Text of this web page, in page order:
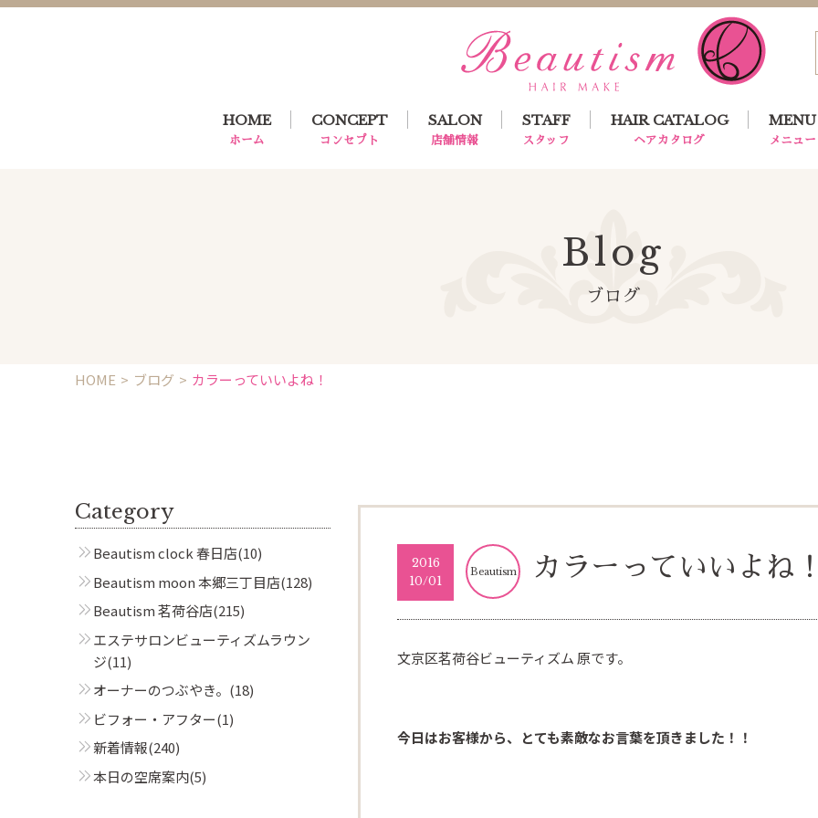
HOME
ホーム
CONCEPT
コンセプト
SALON
店舗情報
STAFF
スタッフ
HAIR CATALOG
ヘアカタログ
MENU
メニュー
Blog
ブログ
HOME ブログ カラーっていいよね！
2016
10/01
Beautism カラーっていいよね
文京区茗荷谷ビューティズム 原です。
今日はお客様から、とても素敵なお言葉を頂きました！！
Category
Beautism clock 春日店(10)
Beautism moon 本郷三丁目店(128)
Beautism 茗荷谷店(215)
エステサロンビューティズムラウン
ジ(11)
オーナーのつぶやき。 (18)
ビフォー・アフター(1)
新着情報(240)
本日の空席案内(5)